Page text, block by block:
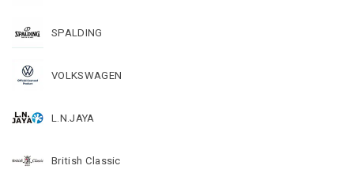
SPALDING
VOLKSWAGEN
L.N.JAYA
British Classic